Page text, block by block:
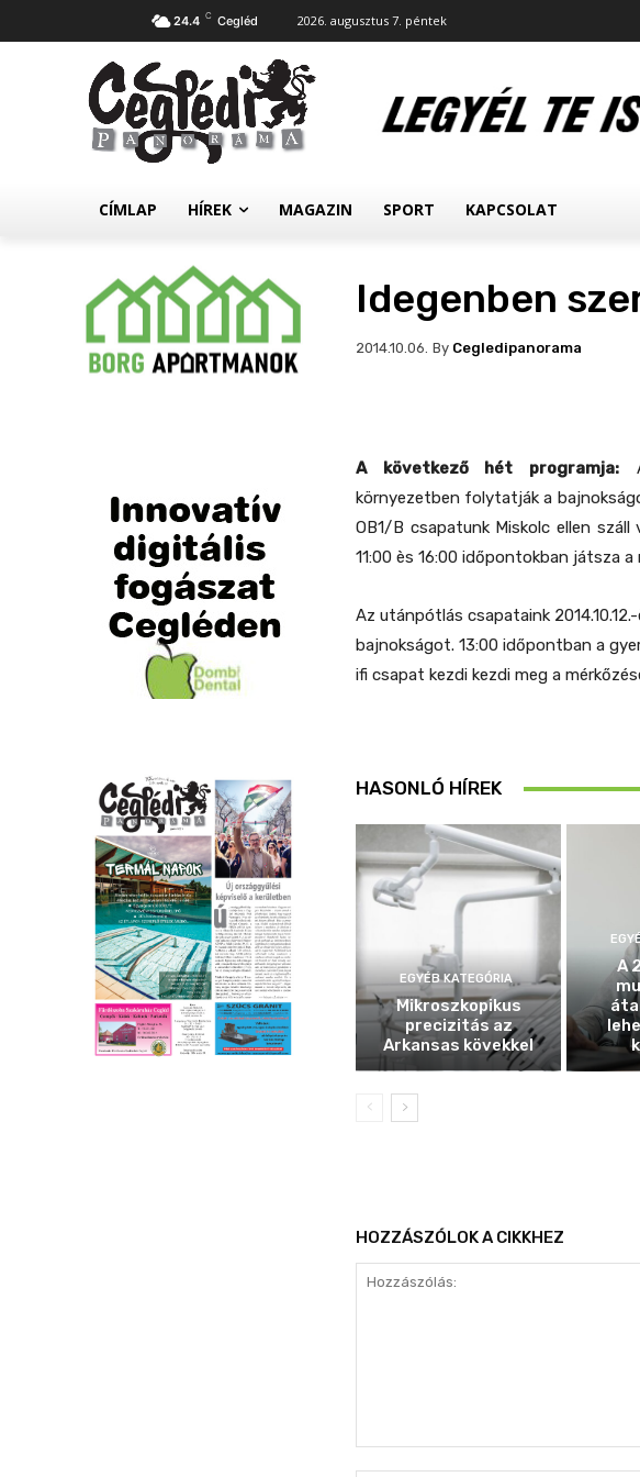
24.4 C Cegléd 2026. augusztus 7. péntek
CÍMLAP HÍREK MAGAZIN SPORT KAPCSOLAT
Idegenben
2014.10.06. By Cegledipanorama
A következő hét programja:
környezetben folytatják a
OB1/B csapatunk Miskolc ellen
11:00 ès 16:00 időpontokban játsza a
Az utánpótlás csapataink
bajnokságot. 13:00 időpontban a
ifi csapat kezdi kezdi meg a
HASONLÓ HÍREK
EGYÉB KATEGÓRIA
Mikroszkopikus
precizitás az
Arkansas kövekkel
A
HOZZÁSZÓLOK A CIKKHEZ